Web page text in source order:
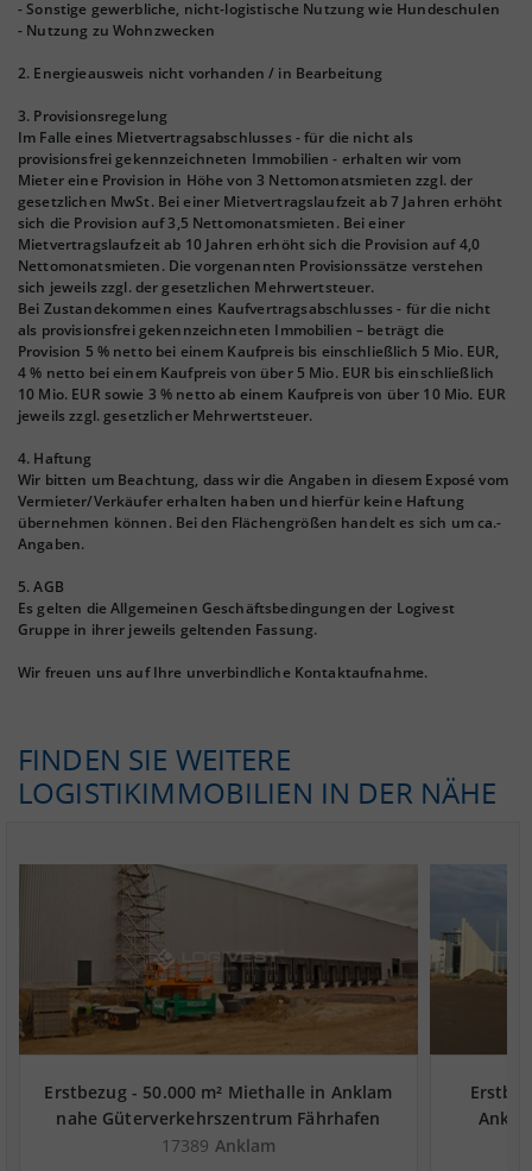
- Sonstige gewerbliche, nicht-logistische Nutzung wie Hundeschulen
- Nutzung zu Wohnzwecken
2. Energieausweis nicht vorhanden / in Bearbeitung
3. Provisionsregelung
Im Falle eines Mietvertragsabschlusses - für die nicht als
provisionsfrei gekennzeichneten Immobilien - erhalten wir vom
Mieter eine Provision in Höhe von 3 Nettomonatsmieten zzgl. der
gesetzlichen MwSt. Bei einer Mietvertragslaufzeit ab 7 Jahren erhöht
sich die Provision auf 3,5 Nettomonatsmieten. Bei einer
Mietvertragslaufzeit ab 10 Jahren erhöht sich die Provision auf 4,0
Nettomonatsmieten. Die vorgenannten Provisionssätze verstehen
sich jeweils zzgl. der gesetzlichen Mehrwertsteuer.
Bei Zustandekommen eines Kaufvertragsabschlusses - für die nicht
als provisionsfrei gekennzeichneten Immobilien – beträgt die
Provision 5 % netto bei einem Kaufpreis bis einschließlich 5 Mio. EUR,
4 % netto bei einem Kaufpreis von über 5 Mio. EUR bis einschließlich
10 Mio. EUR sowie 3 % netto ab einem Kaufpreis von über 10 Mio. EUR
jeweils zzgl. gesetzlicher Mehrwertsteuer.
4. Haftung
Wir bitten um Beachtung, dass wir die Angaben in diesem Exposé vom
Vermieter/Verkäufer erhalten haben und hierfür keine Haftung
übernehmen können. Bei den Flächengrößen handelt es sich um ca.-
Angaben.
5. AGB
Es gelten die Allgemeinen Geschäftsbedingungen der Logivest
Gruppe in ihrer jeweils geltenden Fassung.
Wir freuen uns auf Ihre unverbindliche Kontaktaufnahme.
FINDEN SIE WEITERE
LOGISTIKIMMOBILIEN IN DER NÄHE
Erstbezug - 50.000 m² Miethalle in Anklam
nahe Güterverkehrszentrum Fährhafen
Sassnitz GmbH - Landkreis Vorpommern-
17389 Anklam